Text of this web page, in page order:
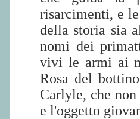
risarcimenti, e
della storia sia
nomi dei
vivi le armi ai
Rosa del
Carlyle, che
e l'oggetto